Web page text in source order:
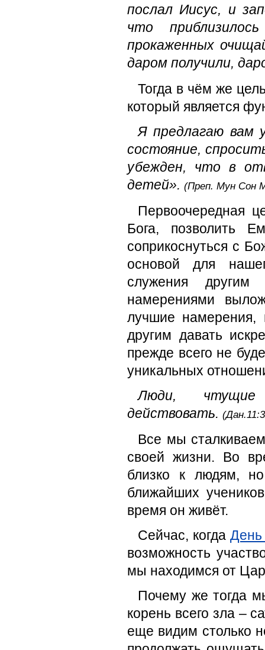
послал Иисус, и
что
прокаженных
даром получили,
Тогда в чём же
который является
Я предлагаю вам
состояние,
убежден, что в
детей». (Преп. Мун Сон
Первоочередная
Бога, позволить
соприкоснуться с
основой для
служения
намерениями
лучшие
другим давать
прежде всего не
уникальных
Люди,
действовать.
Все мы
своей жизни. Во
близко к людям,
ближайших
время он живёт.
Сейчас, когда День
возможность
мы находимся от
Почему же тогда
корень всего зла –
еще видим столько